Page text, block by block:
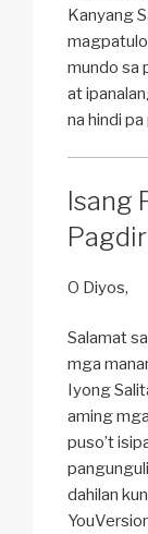
Kanyang
mundo sa
at
na hindi
Isang
O Diyos,
Salamat
mga
Iyong
aming
puso’t
dahilan